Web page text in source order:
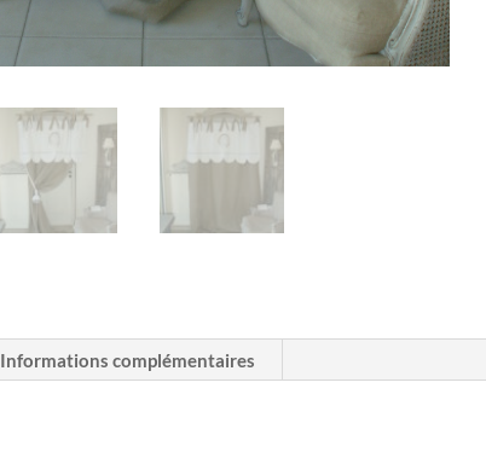
Informations complémentaires